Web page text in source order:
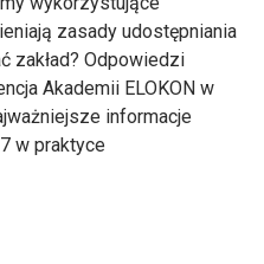
zasady udostępniania
zakład? Odpowiedzi
Akademii ELOKON w
informacje
w praktyce